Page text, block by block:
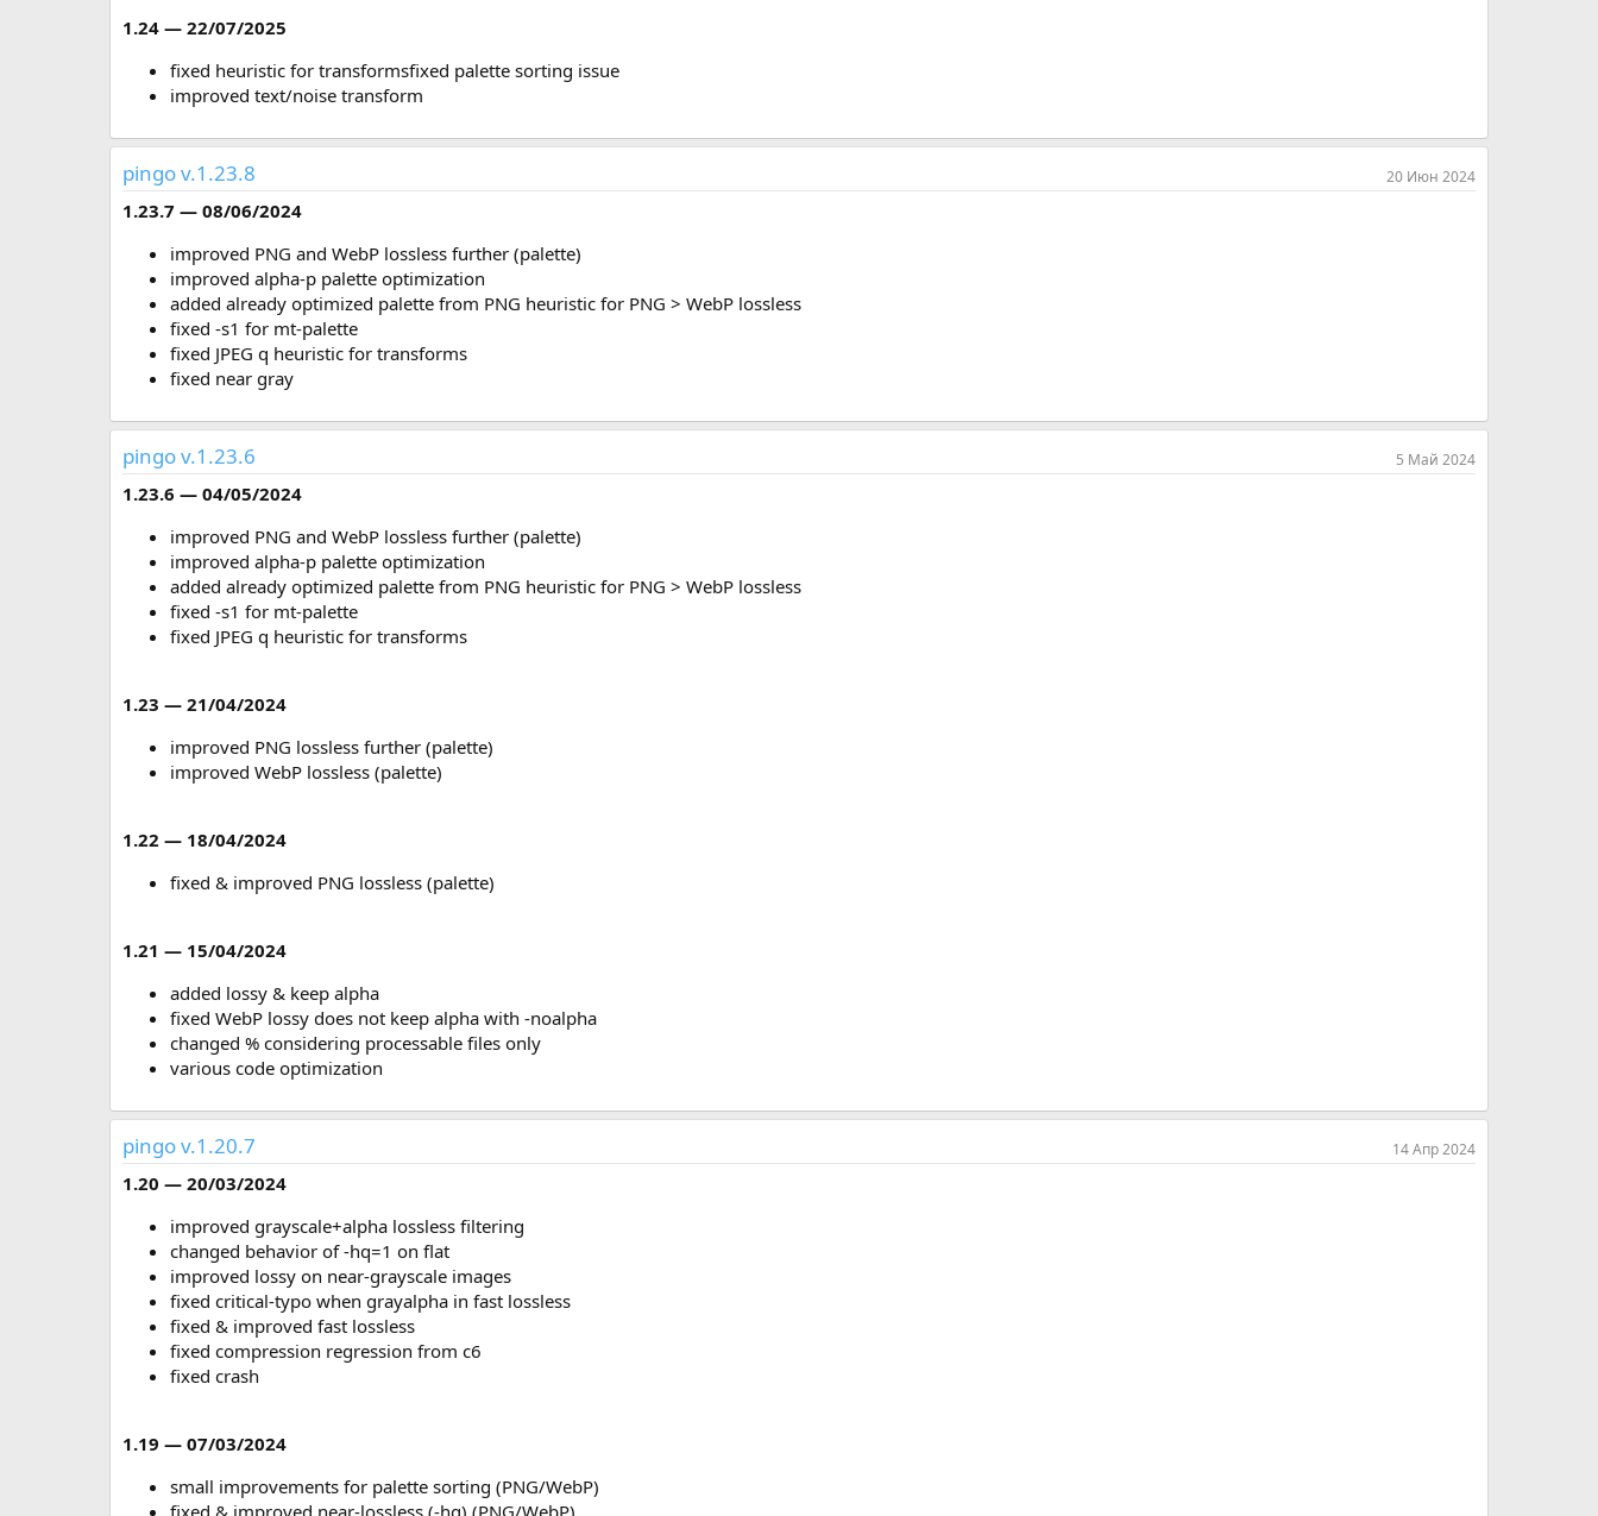
1.24 — 22/07/2025
fixed heuristic for transformsfixed palette sorting issue
improved text/noise transform
pingo v.1.23.8 20 Июн 2024
1.23.7 — 08/06/2024
improved PNG and WebP lossless further (palette)
improved alpha-p palette optimization
added already optimized palette from PNG heuristic for PNG > WebP lossless
fixed -s1 for mt-palette
fixed JPEG q heuristic for transforms
fixed near gray
pingo v.1.23.6 5 Май 2024
1.23.6 — 04/05/2024
improved PNG and WebP lossless further (palette)
improved alpha-p palette optimization
added already optimized palette from PNG heuristic for PNG > WebP lossless
fixed -s1 for mt-palette
fixed JPEG q heuristic for transforms
1.23 — 21/04/2024
improved PNG lossless further (palette)
improved WebP lossless (palette)
1.22 — 18/04/2024
fixed & improved PNG lossless (palette)
1.21 — 15/04/2024
added lossy & keep alpha
fixed WebP lossy does not keep alpha with -noalpha
changed % considering processable files only
various code optimization
pingo v.1.20.7 14 Апр 2024
1.20 — 20/03/2024
improved grayscale+alpha lossless filtering
changed behavior of -hq=1 on flat
improved lossy on near-grayscale images
fixed critical-typo when grayalpha in fast lossless
fixed & improved fast lossless
fixed compression regression from c6
fixed crash
1.19 — 07/03/2024
small improvements for palette sorting (PNG/WebP)